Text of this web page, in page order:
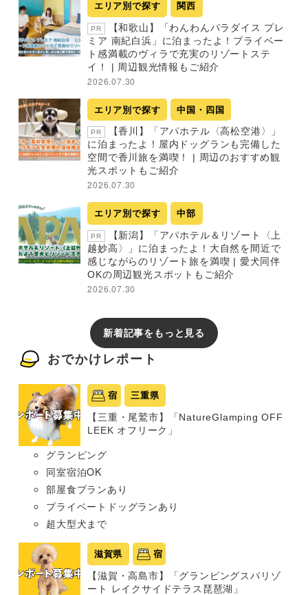
エリア別で探す 関西
PR
【和歌山】「わんわんパラダイス プレ
ミア 南紀白浜」に泊まったよ！プライベー
ト感満載のヴィラで充実のリゾートステ
イ！ | 周辺観光情報もご紹介
2026.07.30
エリア別で探す 中国・四国
PR
【香川】「アパホテル〈高松空港〉」
に泊まったよ！屋内ドッグランも完備した
空間で香川旅を満喫！ | 周辺のおすすめ観
光スポットもご紹介
2026.07.30
エリア別で探す 中部
PR
【新潟】「アパホテル＆リゾート〈上
越妙高〉」に泊まったよ！大自然を間近で
感じながらのリゾート旅を満喫 | 愛犬同伴
OKの周辺観光スポットもご紹介
2026.07.30
新着記事をもっと見る
おでかけレポート
宿 三重県
【三重・尾鷲市】「NatureGlamping OFF
LEEK オフリーク」
グランピング
同室宿泊OK
部屋食プランあり
プライベートドッグランあり
超大型犬まで
滋賀県 宿
【滋賀・高島市】「グランピングスパリゾ
ート レイクサイドテラス琵琶湖」